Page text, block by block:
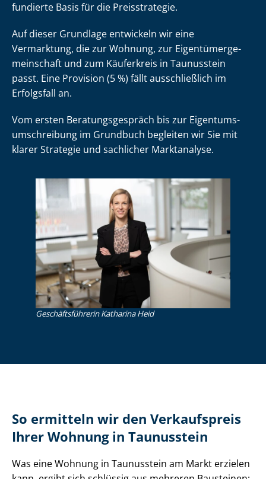
fundierte Basis für die Preisstrategie.
Auf dieser Grundlage entwickeln wir eine
Vermarktung, die zur Wohnung, zur Ei­gen­tü­mer­ge­
mein­schaft und zum Käuferkreis in Taunusstein
passt. Eine Provision (5 %) fällt ausschließlich im
Erfolgsfall an.
Vom ersten Be­ra­tungs­ge­spräch bis zur Ei­gen­tums­
um­schrei­bung im Grundbuch begleiten wir Sie mit
klarer Strategie und sachlicher Marktanalyse.
Ge­schäfts­füh­re­rin Katharina Heid
So ermitteln wir den Verkaufspreis
Ihrer Wohnung in Taunusstein
Was eine Wohnung in Taunusstein am Markt erzielen